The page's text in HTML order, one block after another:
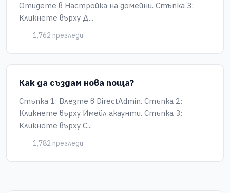
Отидете в Настройка на домейни. Стъпка 3:
Кликнете върху Д...
1,762 прегледи
Как да създам нова поща?
Стъпка 1: Влезте в DirectAdmin. Стъпка 2:
Кликнете върху Имейл акаунти. Стъпка 3:
Кликнете върху С...
1,782 прегледи